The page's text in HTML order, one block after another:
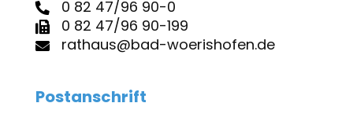
0 82 47/96 90-0
0 82 47/96 90-199
rathaus@bad-woerishofen.de
Postanschrift